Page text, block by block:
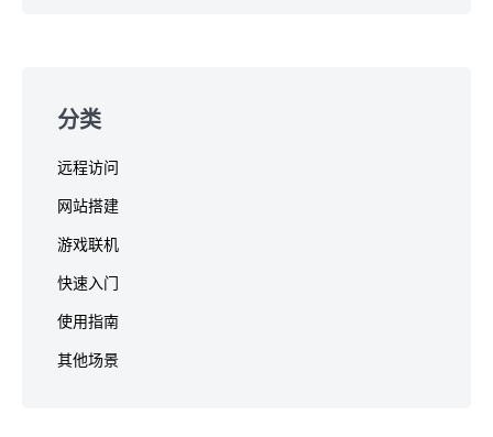
分类
远程访问
网站搭建
游戏联机
快速入门
使用指南
其他场景